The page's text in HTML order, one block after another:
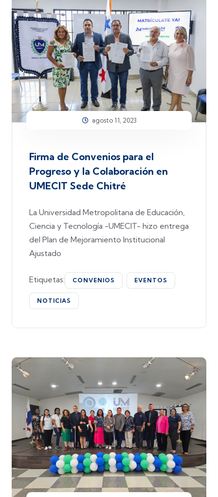
agosto 11, 2023
Firma de Convenios para el
Progreso y la Colaboración en
UMECIT Sede Chitré
La Universidad Metropolitana de Educación,
Ciencia y Tecnología -UMECIT- hizo entrega
del Plan de Mejoramiento Institucional
Ajustado
Etiquetas: CONVENIOS EVENTOS
NOTICIAS